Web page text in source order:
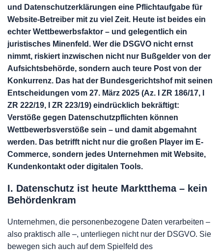
und Datenschutzerklärungen eine Pflichtaufgabe für
Website-Betreiber mit zu viel Zeit. Heute ist beides ein
echter Wettbewerbsfaktor – und gelegentlich ein
juristisches Minenfeld. Wer die DSGVO nicht ernst
nimmt, riskiert inzwischen nicht nur Bußgelder von der
Aufsichtsbehörde, sondern auch teure Post von der
Konkurrenz. Das hat der Bundesgerichtshof mit seinen
Entscheidungen vom 27. März 2025 (Az. I ZR 186/17, I
ZR 222/19, I ZR 223/19) eindrücklich bekräftigt:
Verstöße gegen Datenschutzpflichten können
Wettbewerbsverstöße sein – und damit abgemahnt
werden. Das betrifft nicht nur die großen Player im E-
Commerce, sondern jedes Unternehmen mit Website,
Kundenkontakt oder digitalen Tools.
I. Datenschutz ist heute Marktthema – kein
Behördenkram
Unternehmen, die personenbezogene Daten verarbeiten –
also praktisch alle –, unterliegen nicht nur der DSGVO. Sie
bewegen sich auch auf dem Spielfeld des